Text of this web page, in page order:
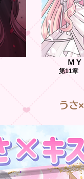
Ｍ
第11章
うさ